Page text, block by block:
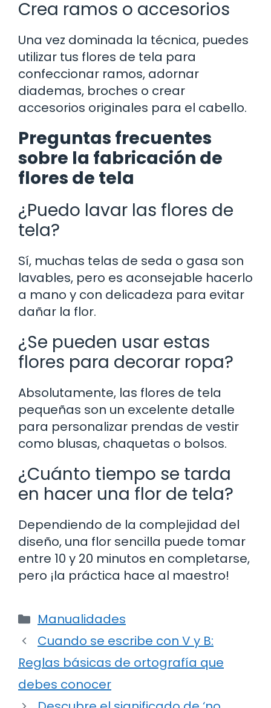
Crea ramos o accesorios
Una vez dominada la técnica, puedes
utilizar tus flores de tela para
confeccionar ramos, adornar
diademas, broches o crear
accesorios originales para el cabello.
Preguntas frecuentes
sobre la fabricación de
flores de tela
¿Puedo lavar las flores de
tela?
Sí, muchas telas de seda o gasa son
lavables, pero es aconsejable hacerlo
a mano y con delicadeza para evitar
dañar la flor.
¿Se pueden usar estas
flores para decorar ropa?
Absolutamente, las flores de tela
pequeñas son un excelente detalle
para personalizar prendas de vestir
como blusas, chaquetas o bolsos.
¿Cuánto tiempo se tarda
en hacer una flor de tela?
Dependiendo de la complejidad del
diseño, una flor sencilla puede tomar
entre 10 y 20 minutos en completarse,
pero ¡la práctica hace al maestro!
Categorías
Manualidades
Cuando se escribe con V y B:
Reglas básicas de ortografía que
debes conocer